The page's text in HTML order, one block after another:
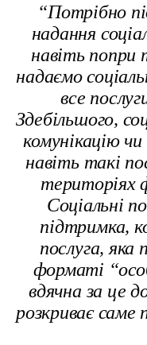
“Потрібно
надання
навіть
надаємо
все
Здебільшого,
комунікацію
навіть такі
територіях
Соціальні
підтримка,
послуга, яка
форматі
вдячна за це
розкриває саме